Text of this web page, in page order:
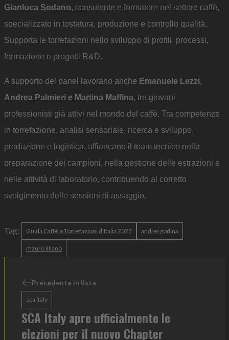
Gianluca Sodano, consulente e formatore nel settore caffè,
specializzato in tostatura, produzione e controllo qualità.
Supporta le torrefazioni nello sviluppo di profili, processi,
formazione e progetti R&D.
A supporto del panel lavorano anche Emanuele Lezzi,
Andrea Palmieri e Martina Maffina, tre giovani
professionisti già attivi nel mondo del caffè. Tra competenze
in torrefazione, analisi sensoriale, ricerca e sviluppo,
produzione e logistica, affiancano il team tecnico nella
preparazione dei campioni, nella gestione delle estrazioni e
nelle attività di laboratorio, contribuendo al corretto
svolgimento delle sessioni di assaggio.
Tag: Guida Caffè e Torrefazioni d'Italia 2027 andrej godina
mauro illiano
Precedente in lista
sca italy
SCA Italy apre ufficialmente le
elezioni per il nuovo Chapter